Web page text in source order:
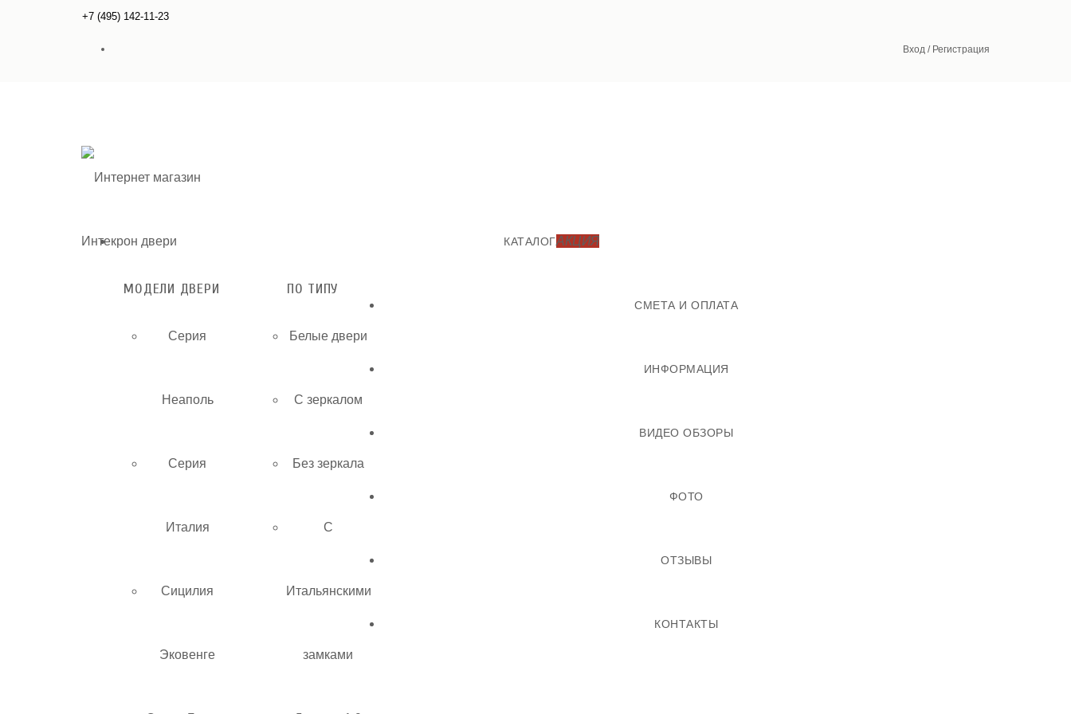
+7 (495) 142-11-23
Вход / Регистрация
КАТАЛОГАКЦИЯ
МОДЕЛИ ДВЕРИ
Серия
Неаполь
Серия
Италия
Сицилия
Эковенге
ПО ТИПУ
Белые двери
С зеркалом
Без зеркала
С
Итальянскими
замками
СМЕТА И ОПЛАТА
ИНФОРМАЦИЯ
ВИДЕО ОБЗОРЫ
ФОТО
ОТЗЫВЫ
КОНТАКТЫ